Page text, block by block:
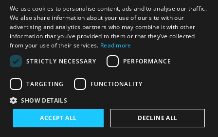
تعاون(3)
We use cookies to personalise content, ads and to analyse our traffic.
We also share information about your use of our site with our
advertising and analytics partners who may combine it with other
information that you’ve provided to them or that they’ve collected
from your use of their services. Read more
STRICTLY NECESSARY
PERFORMANCE
TARGETING FUNCTIONALITY
SHOW DETAILS
ACCEPT ALL DECLINE ALL